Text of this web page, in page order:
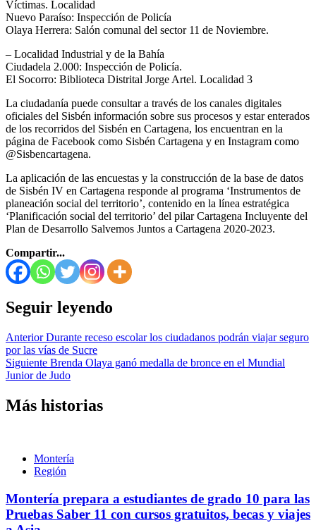
Víctimas. Localidad
Nuevo Paraíso: Inspección de Policía
Olaya Herrera: Salón comunal del sector 11 de Noviembre.
– Localidad Industrial y de la Bahía
Ciudadela 2.000: Inspección de Policía.
El Socorro: Biblioteca Distrital Jorge Artel. Localidad 3
La ciudadanía puede consultar a través de los canales digitales
oficiales del Sisbén información sobre sus procesos y estar enterados
de los recorridos del Sisbén en Cartagena, los encuentran en la
página de Facebook como Sisbén Cartagena y en Instagram como
@Sisbencartagena.
La aplicación de las encuestas y la construcción de la base de datos
de Sisbén IV en Cartagena responde al programa ‘Instrumentos de
planeación social del territorio’, contenido en la línea estratégica
‘Planificación social del territorio’ del pilar Cartagena Incluyente del
Plan de Desarrollo Salvemos Juntos a Cartagena 2020-2023.
Compartir...
Seguir leyendo
AnteriorDurante receso escolar los ciudadanos podrán viajar seguro
por las vías de Sucre
Siguiente Brenda Olaya ganó medalla de bronce en el Mundial
Junior de Judo
Más historias
Montería
Región
Montería prepara a estudiantes de grado 10 para las
Pruebas Saber 11 con cursos gratuitos, becas y viajes